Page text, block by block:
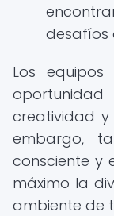
desafíos
Los equipos
creatividad y
embargo,
consciente y
máximo la
ambiente de